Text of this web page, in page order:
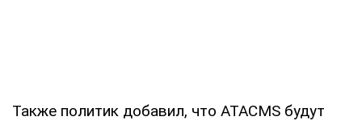
Также политик добавил, что ATACMS будут